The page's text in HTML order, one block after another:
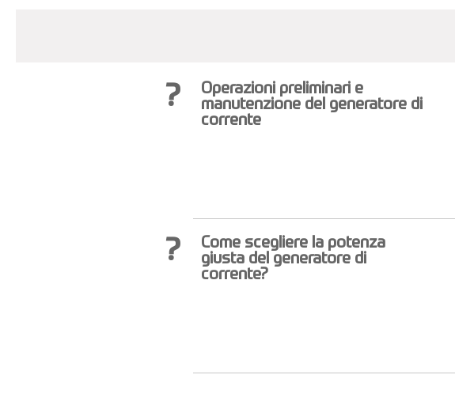
?
Operazioni preliminari e
manutenzione del generatore di
corrente
?
Come scegliere la potenza
giusta del generatore di
corrente?